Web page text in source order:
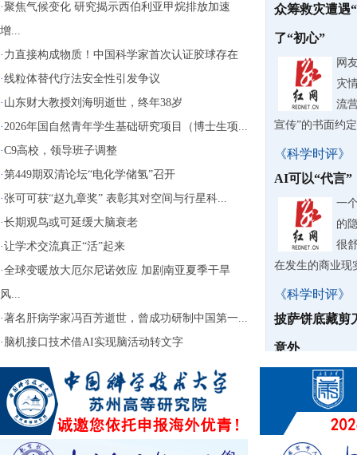
·聚焦气候变化 研究揭示西伯利亚甲烷排放加速
增...
· 力直接构成物质！中国科学家首次认证胶球存在
·线粒体替代疗法安全性引发争议
· 山东财大教授刘海明逝世，终年38岁
·2026年国自然青年学生基础研究项目（博士生项...
·C9高校，领导班子调整
·第449期双清论坛“电化学储氢”召开
·张可可获“赵九章奖” 表彰其对空间与行星科...
·长期观鸟或可延缓大脑衰老
·让学术交流真正“活”起来
·全球变暖放大厄尔尼诺效应 加剧南亚夏季干旱
风...
·著名肝病学家冯百芳逝世，曾成功研制中国第一...
· 脑机接口技术借AI实现脑活动转文字
众筹救灾遭遇
了“初心”
网
灾
流
宣传”的书面约
《科学时评》
AI可以“代言”
一
的
很
在发生的商业现
《科学时评》
披萨饼底藏剪
意外
据
40
话